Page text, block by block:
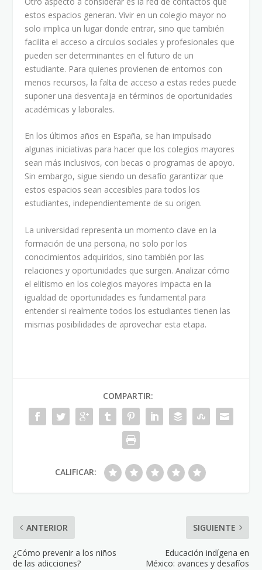
estos espacios generan. Vivir en un colegio mayor no
solo implica un lugar donde entrar, sino que también
facilita el acceso a círculos sociales y profesionales que
pueden ser determinantes en el futuro de un
estudiante. Para quienes provienen de entornos con
menos recursos, la falta de acceso a estas redes puede
suponer una desventaja en términos de oportunidades
académicas y laborales.
En los últimos años en España, se han impulsado
algunas iniciativas para hacer que los colegios mayores
sean más inclusivos, con becas o programas de apoyo.
Sin embargo, sigue siendo un desafío garantizar que
estos espacios sean accesibles para todos los
estudiantes, independientemente de su origen.
La universidad representa un momento clave en la
formación de una persona, no solo por los
conocimientos adquiridos, sino también por las
relaciones y oportunidades que surgen. Analizar cómo
el elitismo en los colegios mayores impacta en la
igualdad de oportunidades es fundamental para
entender si realmente todos los estudiantes tienen las
mismas posibilidades de aprovechar esta etapa.
COMPARTIR:
CALIFICAR:
ANTERIOR
¿Cómo prevenir a los niños
de las adicciones?
SIGUIENTE
Educación indígena en
México: avances y desafíos